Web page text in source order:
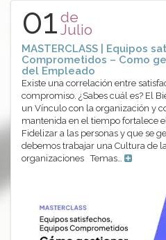
01 de
Julio
MASTERCLASS | Equipos
Comprometidos – Como
del Empleado
Existe una correlación entre
compromiso. ¿Sabes cuál es? El
un Vínculo con la organización y
mantenida en el tiempo fortalece
Fidelizar a las personas y que se
debemos trabajar una Cultura de
organizaciones Temas…